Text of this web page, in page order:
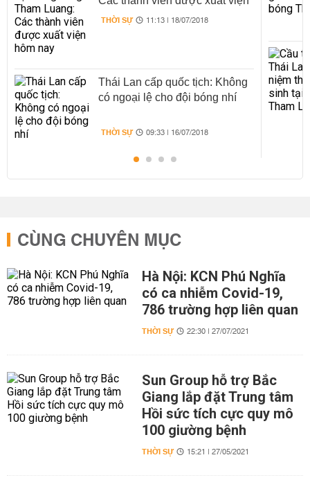
hôm nay
THỜI SỰ 11:13 | 18/07/2018
Thái Lan cấp quốc tịch: Không
có ngoại lệ cho đội bóng nhí
THỜI SỰ 09:33 | 16/07/2018
CÙNG CHUYÊN MỤC
Hà Nội: KCN Phú Nghĩa
có ca nhiễm Covid-19,
786 trường hợp liên quan
THỜI SỰ 22:30 | 27/07/2021
Sun Group hỗ trợ Bắc
Giang lắp đặt Trung tâm
Hồi sức tích cực quy mô
100 giường bệnh
THỜI SỰ 15:21 | 27/05/2021